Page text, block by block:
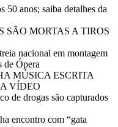
50 anos; saiba detalhes da
MORTAS A TIROS
nacional em montagem
de Ópera
MÚSICA ESCRITA
VÍDEO
de drogas são capturados
encontro com “gata